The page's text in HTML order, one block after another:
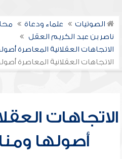
الصوتيات علماء ودعاة
ناصر بن عبد الكريم العقل
الاتجاهات العقلانية المعاصرة
الاتجاهات العقلانية المعاصرة
الاتجاهات
أصولها